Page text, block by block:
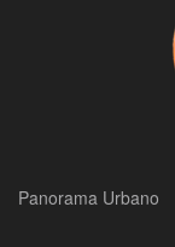
Panorama Urbano